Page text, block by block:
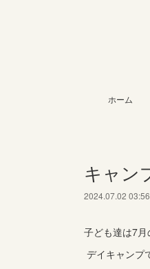
ホーム
キャン
2024.07.02 03:56
子ども達は7月
デイキャンプ